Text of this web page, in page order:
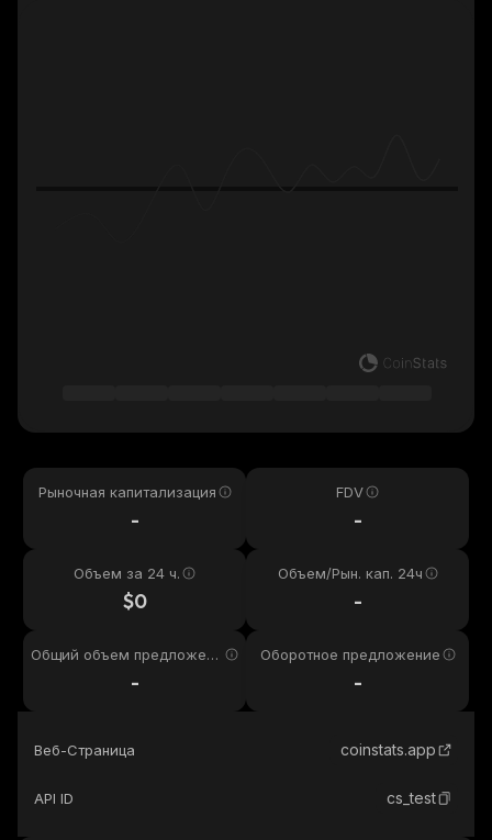
Рыночная капитализация
-
FDV
-
Объем за 24 ч.
$0
Объем/Рын. кап. 24ч
-
Общий объем предложени
-
Оборотное предложение
-
Веб-Страница coinstats.app
API ID cs_test